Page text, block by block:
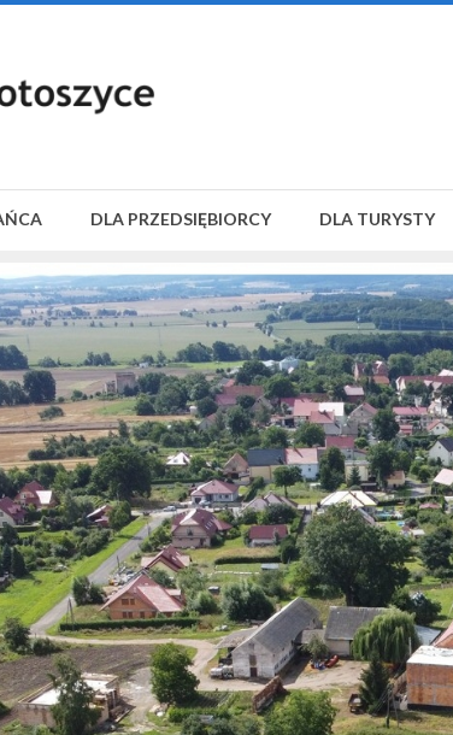
DLA PRZEDSIĘBIORCY DLA TURYSTY